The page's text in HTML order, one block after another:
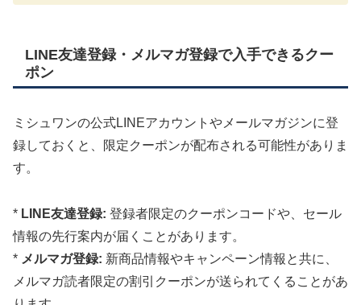
LINE友達登録・メルマガ登録で入手できるクー
ポン
ミシュワンの公式LINEアカウントやメールマガジンに登
録しておくと、限定クーポンが配布される可能性がありま
す。
* LINE友達登録: 登録者限定のクーポンコードや、セール
情報の先行案内が届くことがあります。
* メルマガ登録: 新商品情報やキャンペーン情報と共に、
メルマガ読者限定の割引クーポンが送られてくることがあ